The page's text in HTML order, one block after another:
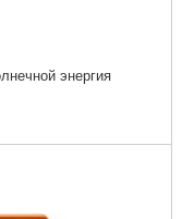
энергия
заряда|Быстрая